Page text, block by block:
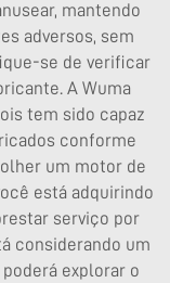
mantendo
adversos, sem
se de verificar
A Wuma
tem sido capaz
conforme
um motor de
está adquirindo
serviço por
considerando um
explorar o